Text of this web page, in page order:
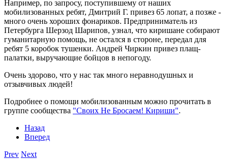
Например, по запросу, поступившему от наших
мобилизованных ребят, Дмитрий Г. привез 65 лопат, а позже -
много очень хороших фонариков. Предприниматель из
Петербурга Шерзод Шарипов, узнал, что киришане собирают
гуманитарную помощь, не остался в стороне, передал для
ребят 5 коробок тушенки. Андрей Чиркин привез плащ-
палатки, выручающие бойцов в непогоду.
Очень здорово, что у нас так много неравнодушных и
отзывчивых людей!
Подробнее о помощи мобилизованным можно прочитать в
группе сообщества "Своих Не Бросаем! Кириши".
Назад
Вперед
Prev Next